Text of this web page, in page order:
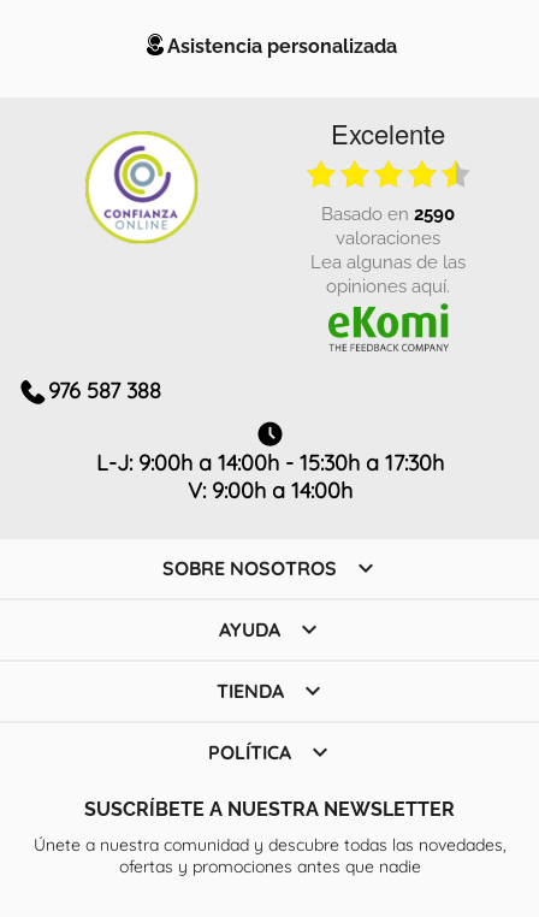
Asistencia personalizada
Excelente
basado en 2590
valoraciones
Lea algunas de las
opiniones aquí.
976 587 388
L-J: 9:00h a 14:00h - 15:30h a 17:30h
V: 9:00h a 14:00h
SOBRE NOSOTROS 
AYUDA 
TIENDA 
POLÍTICA 
SUSCRÍBETE A NUESTRA NEWSLETTER
Únete a nuestra comunidad y descubre todas las novedades,
ofertas y promociones antes que nadie